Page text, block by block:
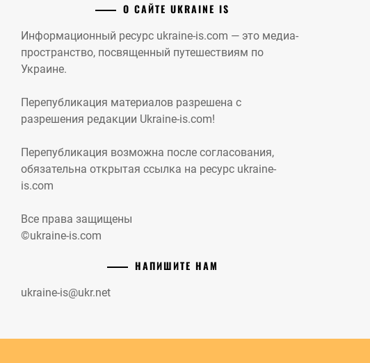
О САЙТЕ UKRAINE IS
Информационный ресурс ukraine-is.com — это медиа-
пространство, посвященный путешествиям по
Украине.
Перепубликация материалов разрешена с
разрешения редакции Ukraine-is.com!
Перепубликация возможна после согласования,
обязательна открытая ссылка на ресурс ukraine-
is.com
Все права защищены
©ukraine-is.com
НАПИШИТЕ НАМ
ukraine-is@ukr.net